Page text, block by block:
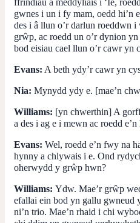
gwnes i un i fy mam, oedd hi’n
des i â llun o’r darlun roeddwn
grŵp, ac roedd un o’r dynion
bod eisiau cael llun o’r cawr yn
Evans: A beth ydy’r cawr yn
Nia: Mynydd ydy e. [mae’n
Williams: [yn chwerthin] A
a des i ag e i mewn ac roedd
Evans: Wel, roedd e’n fwy na
hynny a chlywais i e. Ond
oherwydd y grŵp hwn?
Williams: Ydw. Mae’r grŵp
efallai ein bod yn gallu gwneud
ni’n trio. Mae’n rhaid i chi